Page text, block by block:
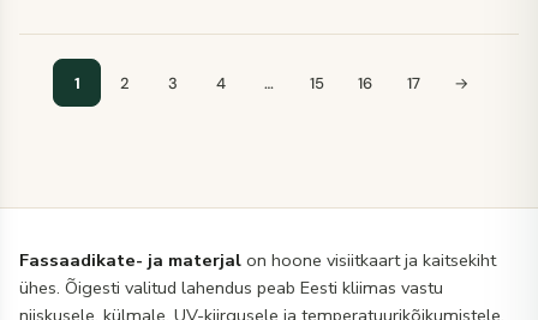
1 2 3 4 … 15 16 17 →
Fassaadikate- ja materjal on hoone visiitkaart ja kaitsekiht
ühes. Õigesti valitud lahendus peab Eesti kliimas vastu
niiskusele, külmale, UV-kiirgusele ja temperatuurikõikumistele,